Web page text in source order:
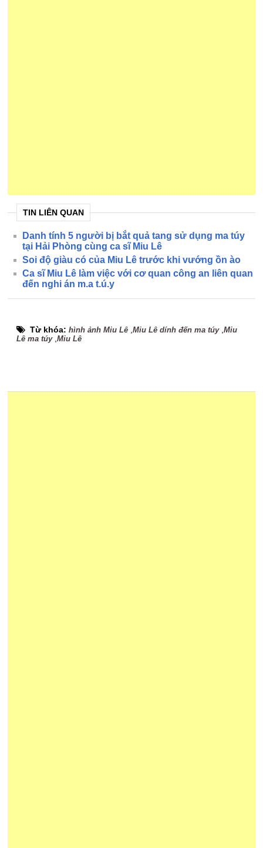
TIN LIÊN QUAN
Danh tính 5 người bị bắt quả tang sử dụng ma túy
tại Hải Phòng cùng ca sĩ Miu Lê
Soi độ giàu có của Miu Lê trước khi vướng ồn ào
Ca sĩ Miu Lê làm việc với cơ quan công an liên quan
đến nghi án m.a t.ú.y
Từ khóa:hình ảnh Miu Lê ,Miu Lê dính đến ma túy,Miu
Lê ma túy,Miu Lê